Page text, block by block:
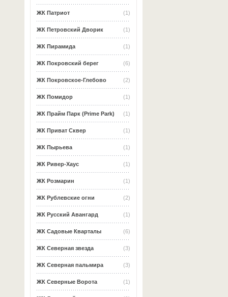
(1)
ЖК Патриот
(1)
ЖК Петровский Дворик
(1)
ЖК Пирамида
(6)
ЖК Покровский берег
(2)
ЖК Покровское-Глебово
(1)
ЖК Помидор
(1)
ЖК Прайм Парк (Prime Park)
(1)
ЖК Приват Сквер
(1)
ЖК Пырьева
(1)
ЖК Ривер-Хаус
(1)
ЖК Розмарин
(2)
ЖК Рублевские огни
(1)
ЖК Русский Авангард
(6)
ЖК Садовые Кварталы
(3)
ЖК Северная звезда
(3)
ЖК Северная пальмира
(1)
ЖК Северные Ворота